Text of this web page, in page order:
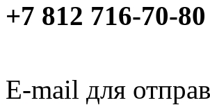
+7 812 716-70-80
E-mail для